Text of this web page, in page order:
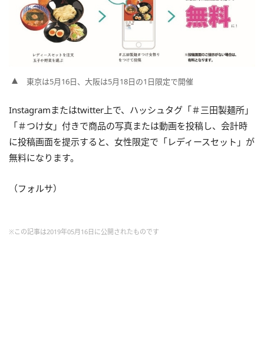
東京は5月16日、大阪は5月18日の1日限定で開催
Instagramまたはtwitter上で、ハッシュタグ「＃三田製麺所」
「＃つけ女」付きで商品の写真または動画を投稿し、会計時
に投稿画面を提示すると、女性限定で「レディースセット」が
無料になります。
（フォルサ）
※この記事は2019年05月16日に公開されたものです